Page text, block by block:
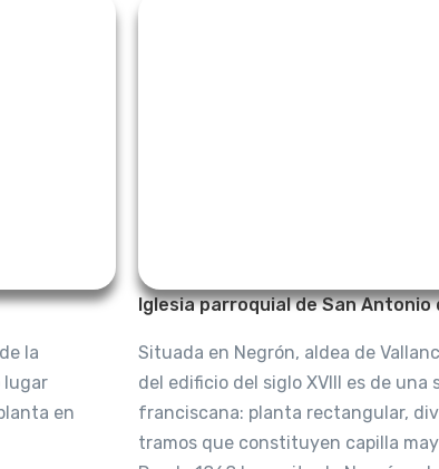
la
lugar
en
Iglesia parroquial de San Antonio
Situada en Negrón, aldea de
del edificio del siglo XVIII es de una
franciscana: planta rectangular,
tramos que constituyen capilla